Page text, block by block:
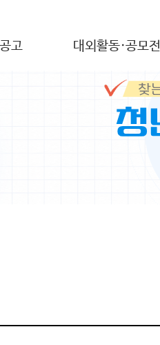
고 대외활동·공모전